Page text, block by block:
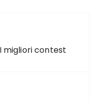
migliori contest